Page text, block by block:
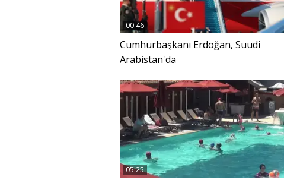
00:46
Cumhurbaşkanı Erdoğan, Suudi
Arabistan'da
05:25